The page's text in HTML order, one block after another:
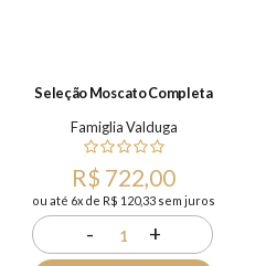
Seleção Moscato Completa
Famiglia Valduga
R$ 722,00
ou até 6x de R$ 120,33 sem juros
- 1 +